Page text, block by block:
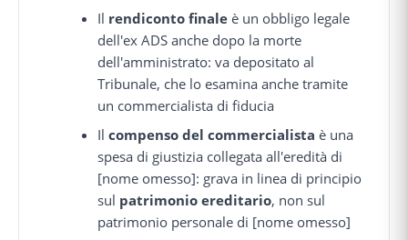
Il rendiconto finale è un obbligo legale
dell'ex ADS anche dopo la morte
dell'amministrato: va depositato al
Tribunale, che lo esamina anche tramite
un commercialista di fiducia
Ilcompenso del commercialista è una
spesa di giustizia collegata all'eredità di
[nome omesso]: grava in linea di principio
sul patrimonio ereditario, non sul
patrimonio personale di [nome omesso]